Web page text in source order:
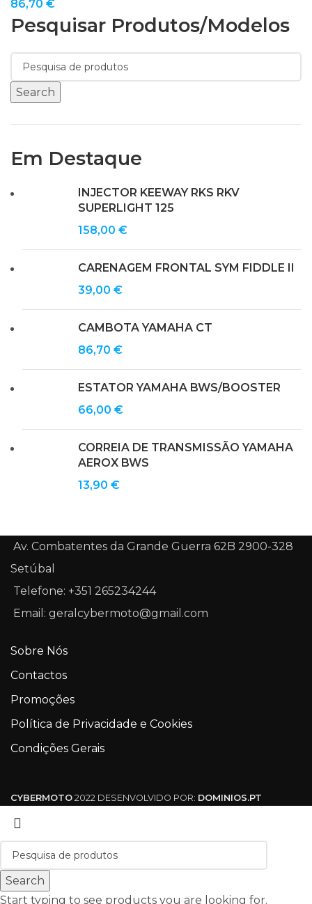
Pesquisar Produtos/modelos
Search
Em Destaque
INJECTOR KEEWAY RKS RKV
SUPERLIGHT 125
158,00 €
CARENAGEM FRONTAL SYM FIDDLE II
39,00 €
CAMBOTA YAMAHA CT
86,70 €
ESTATOR YAMAHA BWS/BOOSTER
66,00 €
CORREIA DE TRANSMISSÃO YAMAHA
AEROX BWS
13,90 €
86,70 €
Av. Combatentes da Grande Guerra 62B 2900-328
Setúbal
Telefone: +351 265234244
Email: geralcybermoto@gmail.com
Sobre Nós
Contactos
Promoções
Política de Privacidade e Cookies
Condições Gerais
CYBERMOTO 2022 DESENVOLVIDO POR: DOMINIOS.PT
Search
Start typing to see products you are looking for.